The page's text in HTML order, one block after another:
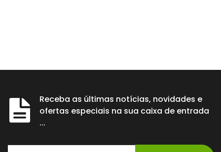
Receba as últimas notícias, novidades e
ofertas especiais na sua caixa de entrada
...